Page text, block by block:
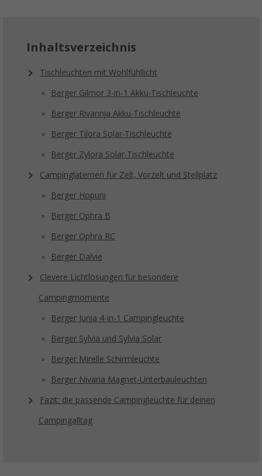
Inhaltsverzeichnis
Tischleuchten mit Wohlfühllicht
Berger Gilmor 3-in-1 Akku-Tischleuchte
Berger Rivannja Akku-Tischleuchte
Berger Tilora Solar-Tischleuchte
Berger Zylora Solar-Tischleuchte
Campinglaternen für Zelt, Vorzelt und Stellplatz
Berger Hopuni
Berger Ophra B
Berger Ophra RC
Berger Dalvie
Clevere Lichtlösungen für besondere
Campingmomente
Berger Junia 4-in-1 Campingleuchte
Berger Sylvia und Sylvia Solar
Berger Mirelle Schirmleuchte
Berger Nivaria Magnet-Unterbauleuchten
Fazit: die passende Campingleuchte für deinen
Campingalltag